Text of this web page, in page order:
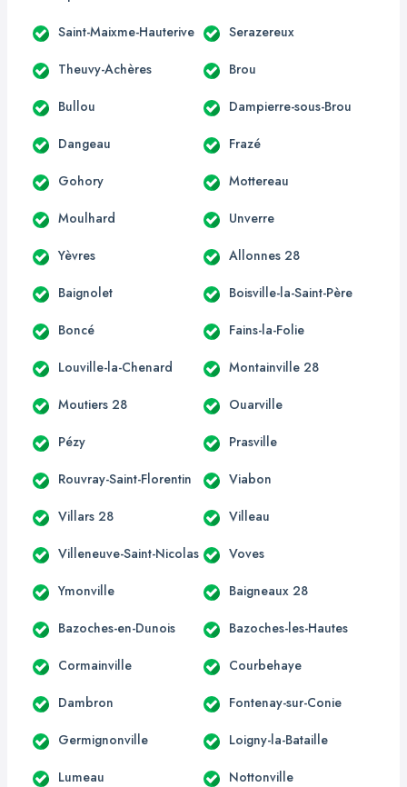
Saint-Maixme-Hauterive Serazereux
Theuvy-Achères Brou
Bullou Dampierre-sous-Brou
Dangeau Frazé
Gohory Mottereau
Moulhard Unverre
Yèvres Allonnes 28
Baignolet Boisville-la-Saint-Père
Boncé Fains-la-Folie
Louville-la-Chenard Montainville 28
Moutiers 28 Ouarville
Pézy Prasville
Rouvray-Saint-Florentin Viabon
Villars 28 Villeau
Villeneuve-Saint-Nicolas Voves
Ymonville Baigneaux 28
Bazoches-en-Dunois Bazoches-les-Hautes
Cormainville Courbehaye
Dambron Fontenay-sur-Conie
Germignonville Loigny-la-Bataille
Lumeau Nottonville